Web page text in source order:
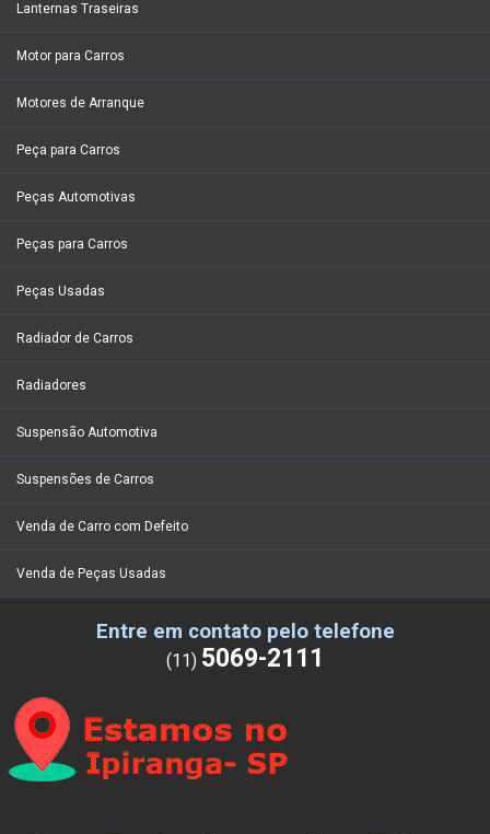
Lanternas Traseiras
Motor para Carros
Motores de Arranque
Peça para Carros
Peças Automotivas
Peças para Carros
Peças Usadas
Radiador de Carros
Radiadores
Suspensão Automotiva
Suspensões de Carros
Venda de Carro com Defeito
Venda de Peças Usadas
Entre em contato pelo telefone
(11) 5069-2111